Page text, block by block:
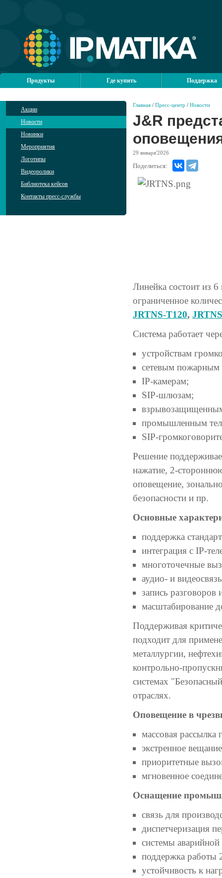
Продукты Где купить Поддержка
Акции
Новости
Новинки
Мероприятия
Логотипы
Видеоролики
Библиотека кейсов
Контакты пресс-службы
Главная / Пресс-центр / Новости
J&R
29 января'2026
Поделиться:
Линейка состоит из
ограниченное
JRTNS-T120,
Система работает
устройствам
сетевым
IP-камерам;
SIP-шлюзам;
промышленным
SIP-
Решение
нажатие, 2-
оповещение,
безопасности и пр.
Основные
поддержка
интеграция с IP-
многоточечные
аудио- и
запись
масштабирование
Поддерживая
подходит для
металлургии,
контрольно-
системах
отраслях.
Оповещение в
массовая
экстренное
приоритетные
мгновенное
Оснащение
связь для
диспетчеризация
системы аварийной
поддержка работы
устойчивость к